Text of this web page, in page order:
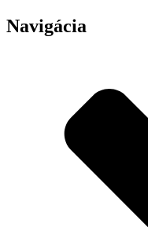
Navigácia